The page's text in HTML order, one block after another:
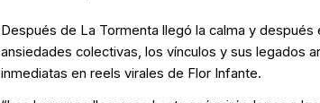
Después de La Tormenta llegó la calma y después
ansiedades colectivas, los vínculos y sus legados
inmediatas en reels virales de Flor Infante.